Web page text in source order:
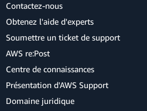
Contactez-nous
Obtenez l'aide d'experts
Soumettre un ticket de support
AWS re:Post
Centre de connaissances
Présentation d'AWS Support
Domaine juridique